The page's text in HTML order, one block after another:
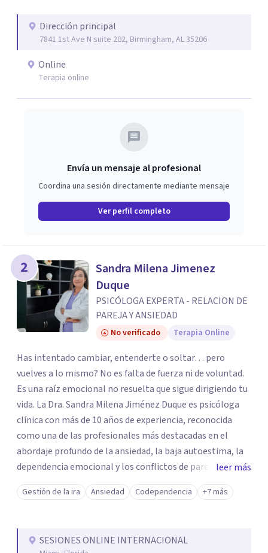
Dirección principal
7841 1st Ave N suite 202, Birmingham, AL 35206
Online
Terapia online
Envía un mensaje al profesional
Coordina una sesión directamente mediante mensaje
Ver perfil completo
2
Sandra Milena Jimenez
Duque
PSICÓLOGA EXPERTA - RELACION DE
PAREJA Y ANSIEDAD
No verificado Terapia Online
Has intentado cambiar, entenderte o soltar… pero
vuelves a lo mismo? No es falta de fuerza ni de voluntad.
Es una raíz emocional no resuelta que sigue dirigiendo tu
vida. La Dra. Sandra Milena Jiménez Duque es psicóloga
clínica con más de 10 años de experiencia, reconocida
como una de las profesionales más destacadas en el
abordaje profundo de la ansiedad, la baja autoestima, la
dependencia emocional y los conflictos de pareja. Ha
trabajado con pacientes en diferentes países,
acompañando procesos complejos. Su enfoque
trabaja el síntoma, trabaja la raíz que lo origina. Su
metodología interviene en tres niveles: regulación del
leer más
Gestión de la ira Ansiedad Codependencia +7 más
SESIONES ONLINE INTERNACIONAL